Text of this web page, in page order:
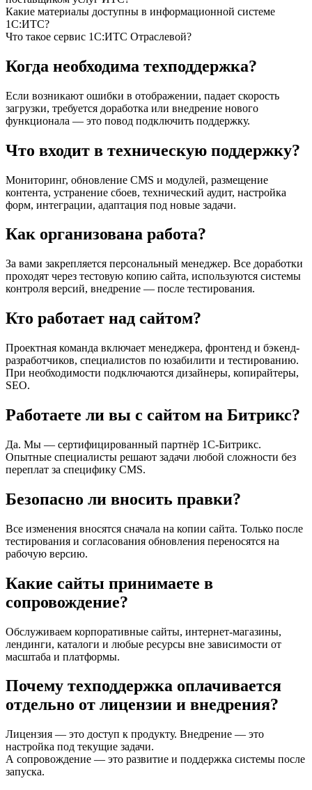
Какие материалы доступны в информационной системе
1С:ИТС?
Что такое сервис 1С:ИТС Отраслевой?
Когда необходима техподдержка?
Если возникают ошибки в отображении, падает скорость
загрузки, требуется доработка или внедрение нового
функционала — это повод подключить поддержку.
Что входит в техническую поддержку?
Мониторинг, обновление CMS и модулей, размещение
контента, устранение сбоев, технический аудит, настройка
форм, интеграции, адаптация под новые задачи.
Как организована работа?
За вами закрепляется персональный менеджер. Все доработки
проходят через тестовую копию сайта, используются системы
контроля версий, внедрение — после тестирования.
Кто работает над сайтом?
Проектная команда включает менеджера, фронтенд и бэкенд-
разработчиков, специалистов по юзабилити и тестированию.
При необходимости подключаются дизайнеры, копирайтеры,
SEO.
Работаете ли вы с сайтом на Битрикс?
Да. Мы — сертифицированный партнёр 1С-Битрикс.
Опытные специалисты решают задачи любой сложности без
переплат за специфику CMS.
Безопасно ли вносить правки?
Все изменения вносятся сначала на копии сайта. Только после
тестирования и согласования обновления переносятся на
рабочую версию.
Какие сайты принимаете в
сопровождение?
Обслуживаем корпоративные сайты, интернет-магазины,
лендинги, каталоги и любые ресурсы вне зависимости от
масштаба и платформы.
Почему техподдержка оплачивается
отдельно от лицензии и внедрения?
Лицензия — это доступ к продукту. Внедрение — это
настройка под текущие задачи.
А сопровождение — это развитие и поддержка системы после
запуска.